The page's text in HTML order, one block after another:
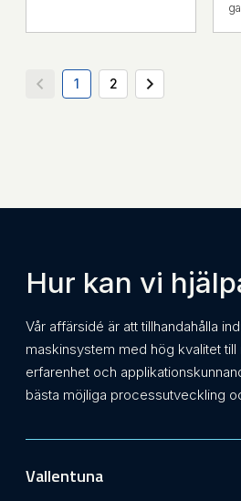
1 2
Hur kan vi
Vår affärsidé är att tillhandahålla
maskinsystem med hög kvalitet till
erfarenhet och
bästa möjliga processutveckling
Vallentuna